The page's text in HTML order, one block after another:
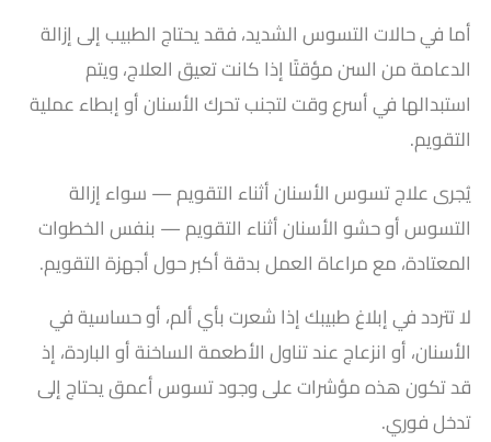
أما في حالات التسوس الشديد، فقد يحتاج الطبيب إلى إزالة
الدعامة من السن مؤقتًا إذا كانت تعيق العلاج، ويتم
استبدالها في أسرع وقت لتجنب تحرك الأسنان أو إبطاء عملية
التقويم.
يُجرى علاج تسوس الأسنان أثناء التقويم — سواء إزالة
التسوس أو حشو الأسنان أثناء التقويم — بنفس الخطوات
المعتادة، مع مراعاة العمل بدقة أكبر حول أجهزة التقويم.
لا تتردد في إبلاغ طبيبك إذا شعرت بأي ألم، أو حساسية في
الأسنان، أو انزعاج عند تناول الأطعمة الساخنة أو الباردة، إذ
قد تكون هذه مؤشرات على وجود تسوس أعمق يحتاج إلى
تدخل فوري.